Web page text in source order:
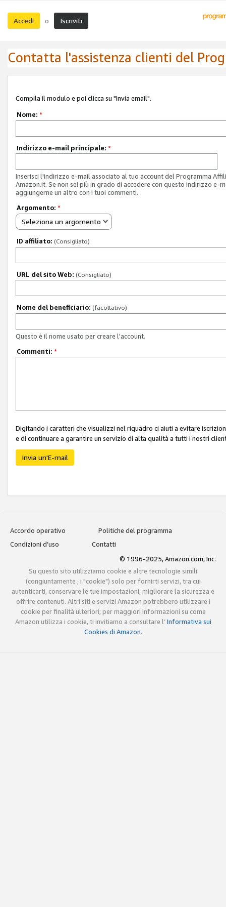
Accedi o Iscriviti
Contatta l'assistenza clienti del
Compila il modulo e poi clicca su "Invia email".
Nome: *
Indirizzo e-mail principale: *
Inserisci l'indirizzo e-mail associato al tuo account del Programma
Amazon.it. Se non sei più in grado di accedere con questo indirizzo e-
aggiungerne un altro con i tuoi commenti.
Argomento: *
Seleziona un argomento
ID affiliato: (Consigliato)
URL del sito Web: (Consigliato)
Nome del beneficiario: (facoltativo)
Questo è il nome usato per creare l'account.
Commenti: *
Digitando i caratteri che visualizzi nel riquadro ci aiuti a evitare
e di continuare a garantire un servizio di alta qualità a tutti i nostri
Invia un'E-mail
Accordo operativo
Politiche del programma
Condizioni d’uso
Contatti
© 1996-2025, Amazon.com, Inc.
Su questo sito utilizziamo cookie e altre tecnologie simili
(congiuntamente , i "cookie") solo per fornirti servizi, tra cui
autenticarti, conservare le tue impostazioni, migliorare la sicurezza e
offrire contenuti. Altri siti e servizi Amazon potrebbero utilizzare i
cookie per finalità ulteriori; per maggiori informazioni su come
Amazon utilizza i cookie, ti invitiamo a consultare l’Informativa sui
Cookies di Amazon.